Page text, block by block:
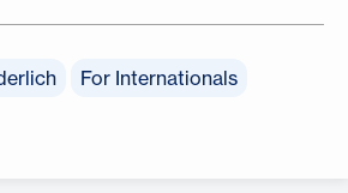
For Internationals